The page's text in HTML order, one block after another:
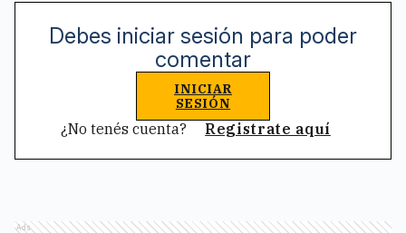
Debes iniciar sesión para poder
comentar
INICIAR
SESIÓN
¿No tenés cuenta? Registrate aquí
Ads